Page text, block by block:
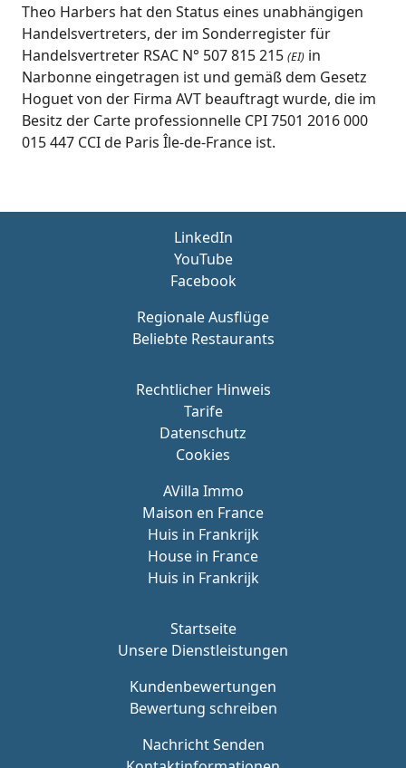
Theo Harbers hat den Status eines unabhängigen
Handelsvertreters, der im Sonderregister für
Handelsvertreter RSAC N° 507 815 215 (EI) in
Narbonne eingetragen ist und gemäß dem Gesetz
Hoguet von der Firma AVT beauftragt wurde, die im
Besitz der Carte professionnelle CPI 7501 2016 000
015 447 CCI de Paris Île-de-France ist.
Rechtlicher Hinweis
Tarife
Datenschutz
Cookies
AVilla Immo
Maison en France
Huis in Frankrijk
House in France
Huis in Frankrijk
Startseite
Unsere Dienstleistungen
Kundenbewertungen
Bewertung schreiben
Nachricht Senden
LinkedIn
YouTube
Facebook
Regionale Ausflüge
Beliebte Restaurants